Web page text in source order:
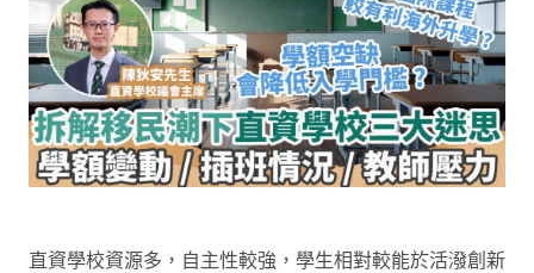
直資學校資源多，自主性較強，學生相對較能於活潑創新